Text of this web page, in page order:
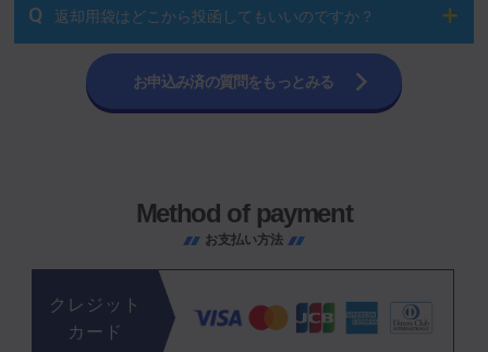
Q 返却用袋はどこから投函してもいいのですか？
お申込み済の質問をもっとみる
Method of payment
お支払い方法
クレジット
カード